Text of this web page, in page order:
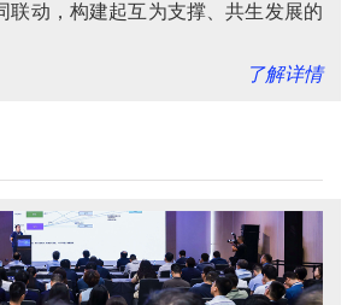
联动，构建起互为支撑、共生发展的
了解详情